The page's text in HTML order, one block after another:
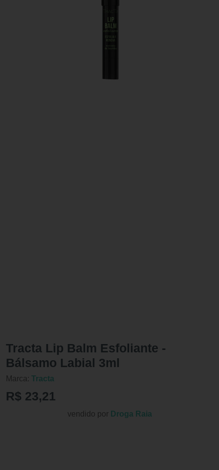
Tracta Lip Balm Esfoliante -
Bálsamo Labial 3ml
Marca: Tracta
R$ 23,21
vendido por Droga Raia